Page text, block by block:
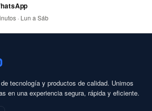
· Lun a Sáb
tecnología y productos de calidad. Unimos
en una experiencia segura, rápida y eficiente.